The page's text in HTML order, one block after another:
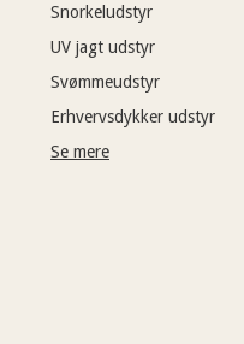
Snorkeludstyr
UV jagt udstyr
Svømmeudstyr
Erhvervsdykker udstyr
Se mere